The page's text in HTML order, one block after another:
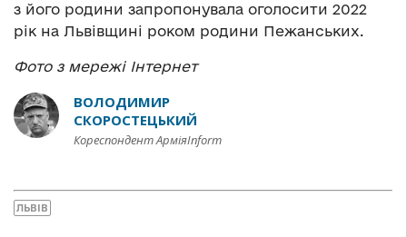
з його родини запропонувала оголосити 2022
рік на Львівщині роком родини Пежанських.
Фото з мережі Інтернет
ВОЛОДИМИР
СКОРОСТЕЦЬКИЙ
Кореспондент АрміяInform
ЛЬВІВ